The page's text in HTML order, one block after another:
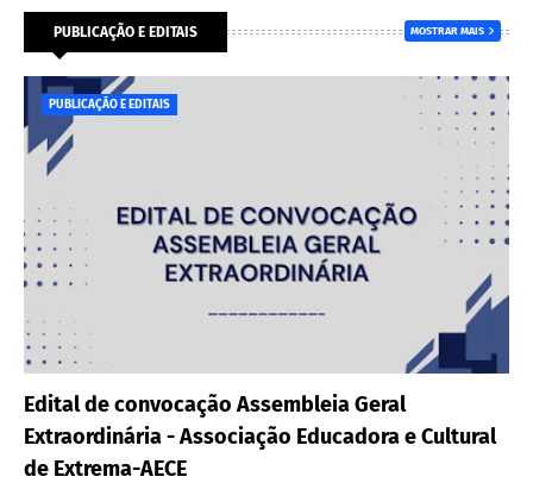
PUBLICAÇÃO E EDITAIS MOSTRAR MAIS
PUBLICAÇÃO E EDITAIS
Edital de convocação Assembleia Geral
Extraordinária - Associação Educadora e Cultural
de Extrema-AECE